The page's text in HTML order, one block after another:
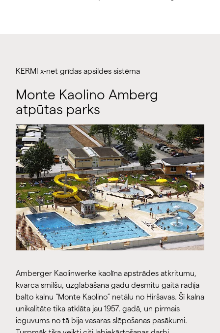
KERMI x-net grīdas apsildes sistēma
Monte Kaolino Amberg
atpūtas parks
Amberger Kaolinwerke kaolīna apstrādes atkritumu,
kvarca smilšu, uzglabāšana gadu desmitu gaitā radīja
balto kalnu “Monte Kaolino” netālu no Hiršavas. Šī kalna
unikalitāte tika atklāta jau 1957. gadā, un pirmais
ieguvums no tā bija vasaras slēpošanas pasākumi.